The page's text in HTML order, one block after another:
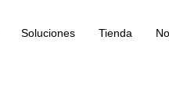
Soluciones Tienda